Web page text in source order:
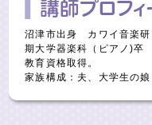
沼津市出身 カワイ音楽
期大学器楽科（ピアノ)
教育資格取得。
家族構成：夫、大学生の